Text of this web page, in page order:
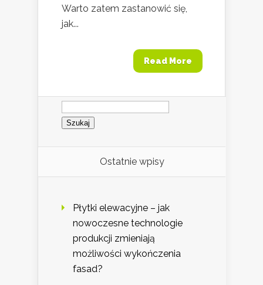
Warto zatem zastanowić się,
jak...
Read More
Szukaj:
Ostatnie wpisy
Płytki elewacyjne – jak
nowoczesne technologie
produkcji zmieniają
możliwości wykończenia
fasad?